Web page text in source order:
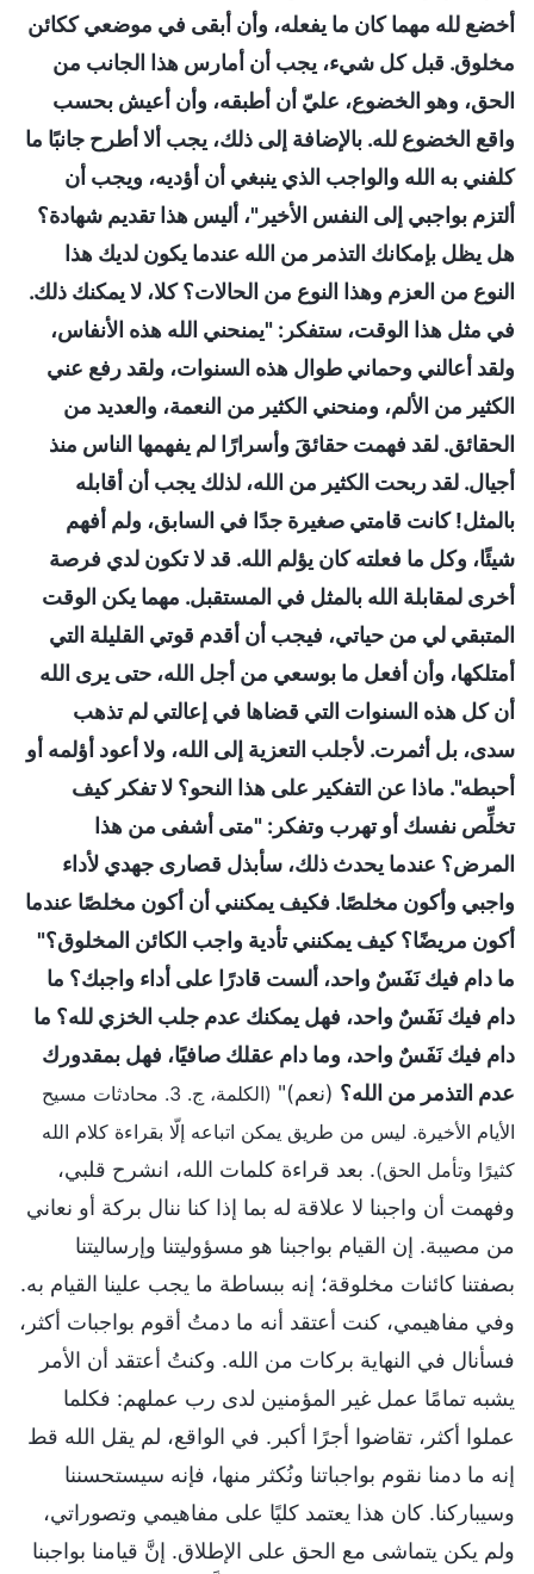
أخضع لله مهما كان ما يفعله، وأن أبقى في موضعي ككائن
مخلوق. قبل كل شيء، يجب أن أمارس هذا الجانب من
الحق، وهو الخضوع، عليّ أن أطبقه، وأن أعيش بحسب
واقع الخضوع لله. بالإضافة إلى ذلك، يجب ألا أطرح جانبًا ما
كلفني به الله والواجب الذي ينبغي أن أؤديه، ويجب أن
ألتزم بواجبي إلى النفس الأخير"، أليس هذا تقديم شهادة؟
هل يظل بإمكانك التذمر من الله عندما يكون لديك هذا
النوع من العزم وهذا النوع من الحالات؟ كلا، لا يمكنك ذلك.
في مثل هذا الوقت، ستفكر: "يمنحني الله هذه الأنفاس،
ولقد أعالني وحماني طوال هذه السنوات، ولقد رفع عني
الكثير من الألم، ومنحني الكثير من النعمة، والعديد من
الحقائق. لقد فهمت حقائقَ وأسرارًا لم يفهمها الناس منذ
أجيال. لقد ربحت الكثير من الله، لذلك يجب أن أقابله
بالمثل! كانت قامتي صغيرة جدًا في السابق، ولم أفهم
شيئًا، وكل ما فعلته كان يؤلم الله. قد لا تكون لدي فرصة
أخرى لمقابلة الله بالمثل في المستقبل. مهما يكن الوقت
المتبقي لي من حياتي، فيجب أن أقدم قوتي القليلة التي
أمتلكها، وأن أفعل ما بوسعي من أجل الله، حتى يرى الله
أن كل هذه السنوات التي قضاها في إعالتي لم تذهب
سدى، بل أثمرت. لأجلب التعزية إلى الله، ولا أعود أؤلمه أو
أحبطه". ماذا عن التفكير على هذا النحو؟ لا تفكر كيف
تخلِّص نفسك أو تهرب وتفكر: "متى أشفى من هذا
المرض؟ عندما يحدث ذلك، سأبذل قصارى جهدي لأداء
واجبي وأكون مخلصًا. فكيف يمكنني أن أكون مخلصًا عندما
أكون مريضًا؟ كيف يمكنني تأدية واجب الكائن المخلوق؟"
ما دام فيك نَفَسٌ واحد، ألست قادرًا على أداء واجبك؟ ما
دام فيك نَفَسٌ واحد، فهل يمكنك عدم جلب الخزي لله؟ ما
دام فيك نَفَسٌ واحد، وما دام عقلك صافيًا، فهل بمقدورك
عدم التذمر من الله؟ (نعم)"
(الكلمة، ج. 3. محادثات مسيح
الأيام الأخيرة. ليس من طريق يمكن اتباعه إلّا بقراءة كلام الله
كثيرًا وتأمل الحق). بعد قراءة كلمات الله، انشرح قلبي،
وفهمت أن واجبنا لا علاقة له بما إذا كنا ننال بركة أو نعاني
من مصيبة. إن القيام بواجبنا هو مسؤوليتنا وإرساليتنا
بصفتنا كائنات مخلوقة؛ إنه ببساطة ما يجب علينا القيام به.
وفي مفاهيمي، كنت أعتقد أنه ما دمتُ أقوم بواجبات أكثر،
فسأنال في النهاية بركات من الله. وكنتُ أعتقد أن الأمر
يشبه تمامًا عمل غير المؤمنين لدى رب عملهم: فكلما
عملوا أكثر، تقاضوا أجرًا أكبر. في الواقع، لم يقل الله قط
إنه ما دمنا نقوم بواجباتنا ونُكثر منها، فإنه سيستحسننا
وسيباركنا. كان هذا يعتمد كليًا على مفاهيمي وتصوراتي،
ولم يكن يتماشى مع الحق على الإطلاق. إنَّ قيامنا بواجبنا